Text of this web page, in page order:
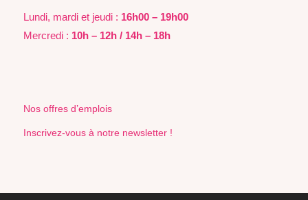
Lundi, mardi et jeudi : 16h00 – 19h00
Mercredi : 10h – 12h / 14h – 18h
Nos offres d’emplois
Inscrivez-vous à notre newsletter !